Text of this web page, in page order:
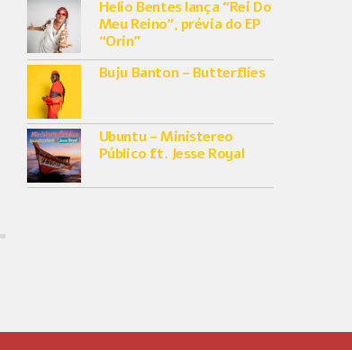
Helio Bentes lança “Rei Do
Meu Reino”, prévia do EP
“Orin”
Buju Banton – Butterflies
Ubuntu – Ministereo
Público ft. Jesse Royal